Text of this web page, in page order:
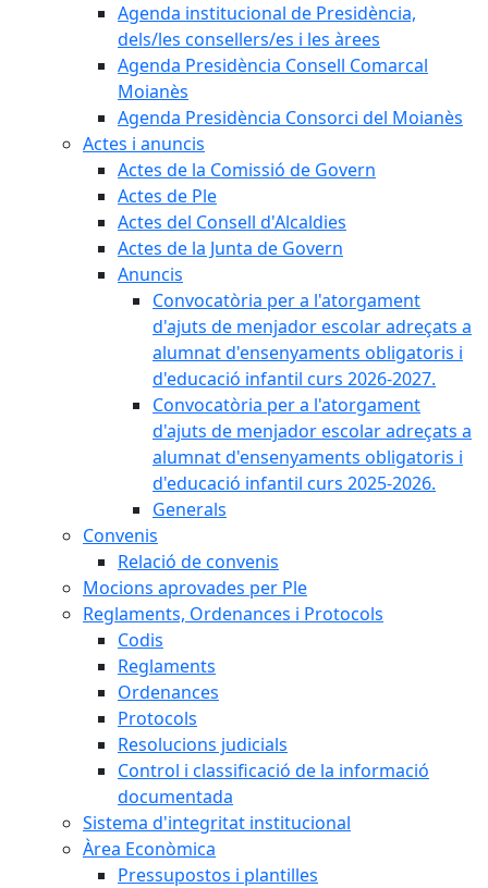
Agenda institucional de Presidència,
dels/les consellers/es i les àrees
Agenda Presidència Consell Comarcal
Moianès
Agenda Presidència Consorci del Moianès
Actes i anuncis
Actes de la Comissió de Govern
Actes de Ple
Actes del Consell d'Alcaldies
Actes de la Junta de Govern
Anuncis
Convocatòria per a l'atorgament
d'ajuts de menjador escolar adreçats a
alumnat d'ensenyaments obligatoris i
d'educació infantil curs 2026-2027.
Convocatòria per a l'atorgament
d'ajuts de menjador escolar adreçats a
alumnat d'ensenyaments obligatoris i
d'educació infantil curs 2025-2026.
Generals
Convenis
Relació de convenis
Mocions aprovades per Ple
Reglaments, Ordenances i Protocols
Codis
Reglaments
Ordenances
Protocols
Resolucions judicials
Control i classificació de la informació
documentada
Sistema d'integritat institucional
Àrea Econòmica
Pressupostos i plantilles